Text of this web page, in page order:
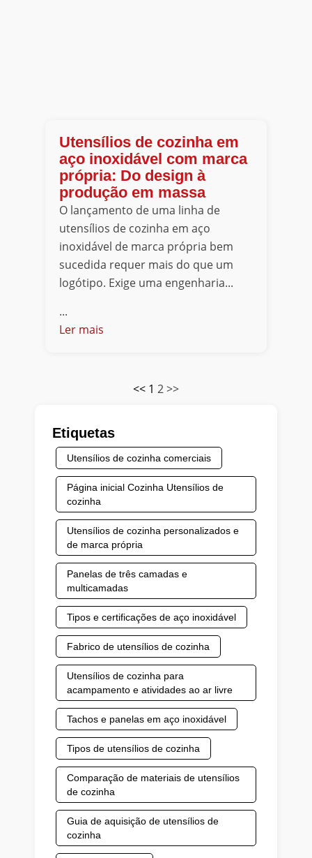
Utensílios de cozinha em
aço inoxidável com marca
própria: Do design à
produção em massa
O lançamento de uma linha de
utensílios de cozinha em aço
inoxidável de marca própria bem
sucedida requer mais do que um
logótipo. Exige uma engenharia...
...
Ler mais
<< 1 2>>
Etiquetas
Utensílios de cozinha comerciais
Página inicial Cozinha Utensílios de
cozinha
Utensílios de cozinha personalizados e
de marca própria
Panelas de três camadas e
multicamadas
Tipos e certificações de aço inoxidável
Fabrico de utensílios de cozinha
Utensílios de cozinha para
acampamento e atividades ao ar livre
Tachos e panelas em aço inoxidável
Tipos de utensílios de cozinha
Comparação de materiais de utensílios
de cozinha
Guia de aquisição de utensílios de
cozinha